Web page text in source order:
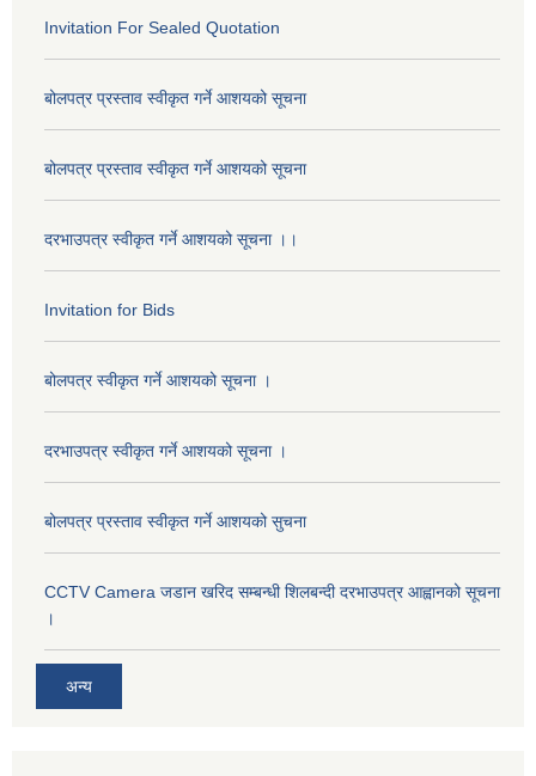
Invitation For Sealed Quotation
बोलपत्र प्रस्ताव स्वीकृत गर्ने आशयको सूचना
बोलपत्र प्रस्ताव स्वीकृत गर्ने आशयको सूचना
दरभाउपत्र स्वीकृत गर्ने आशयको सूचना ।।
Invitation for Bids
बोलपत्र स्वीकृत गर्ने आशयको सूचना ।
दरभाउपत्र स्वीकृत गर्ने आशयको सूचना ।
बोलपत्र प्रस्ताव स्वीकृत गर्ने आशयको सुचना
CCTV Camera जडान खरिद सम्बन्धी शिलबन्दी दरभाउपत्र आह्वानको सूचना
।
अन्य